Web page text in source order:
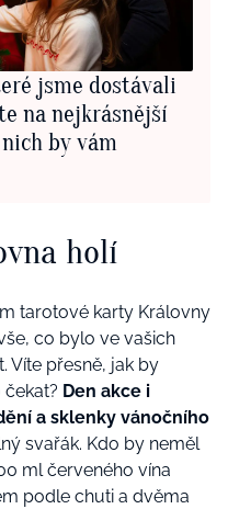
jsme dostávali
na nejkrásnější
by vám
holí
tarotové karty Královny
co bylo ve vašich
Víte přesně, jak by
Den akce i
a sklenky vánočního
svařák. Kdo by neměl
ml červeného vína
podle chuti a dvěma